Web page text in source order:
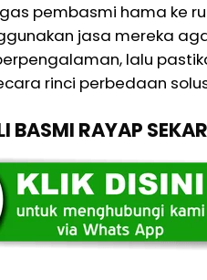
pembasmi hama ke
jasa mereka
lalu
rinci perbedaan
BASMI RAYAP